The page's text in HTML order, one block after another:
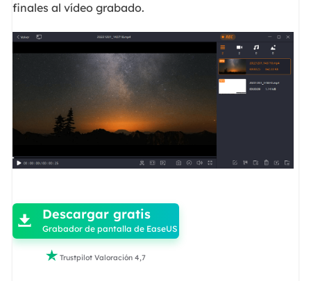
finales al vídeo grabado.
 Descargar gratis
Grabador de pantalla de EaseUS
 Trustpilot Valoración 4,7